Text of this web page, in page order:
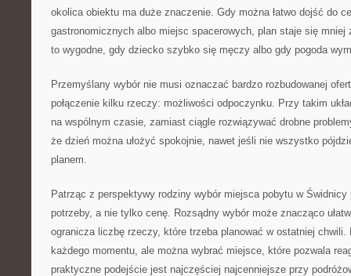
okolica obiektu ma duże znaczenie. Gdy można łatwo dojść do
gastronomicznych albo miejsc spacerowych, plan staje się mniej
to wygodne, gdy dziecko szybko się męczy albo gdy pogoda
Przemyślany wybór nie musi oznaczać bardzo rozbudowanej
połączenie kilku rzeczy: możliwości odpoczynku. Przy takim
na wspólnym czasie, zamiast ciągle rozwiązywać drobne
że dzień można ułożyć spokojnie, nawet jeśli nie wszystko
planem.
Patrząc z perspektywy rodziny wybór miejsca pobytu w Świdnicy
potrzeby, a nie tylko cenę. Rozsądny wybór może znacząco
ogranicza liczbę rzeczy, które trzeba planować w ostatniej chwili.
każdego momentu, ale można wybrać miejsce, które pozwala
praktyczne podejście jest najczęściej najcenniejsze przy